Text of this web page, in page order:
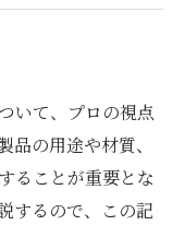
いて、プロの視点
の用途や材質、
ることが重要とな
するので、この記